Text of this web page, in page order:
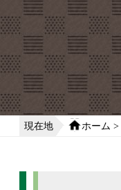
現在地 ホーム >